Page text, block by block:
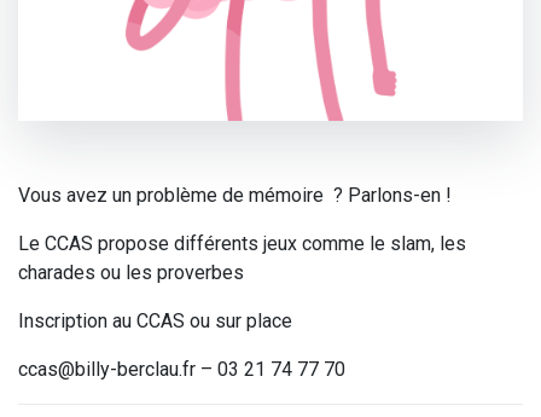
Vous avez un problème de mémoire ? Parlons-en !
Le CCAS propose différents jeux comme le slam, les
charades ou les proverbes
Inscription au CCAS ou sur place
ccas@billy-berclau.fr – 03 21 74 77 70